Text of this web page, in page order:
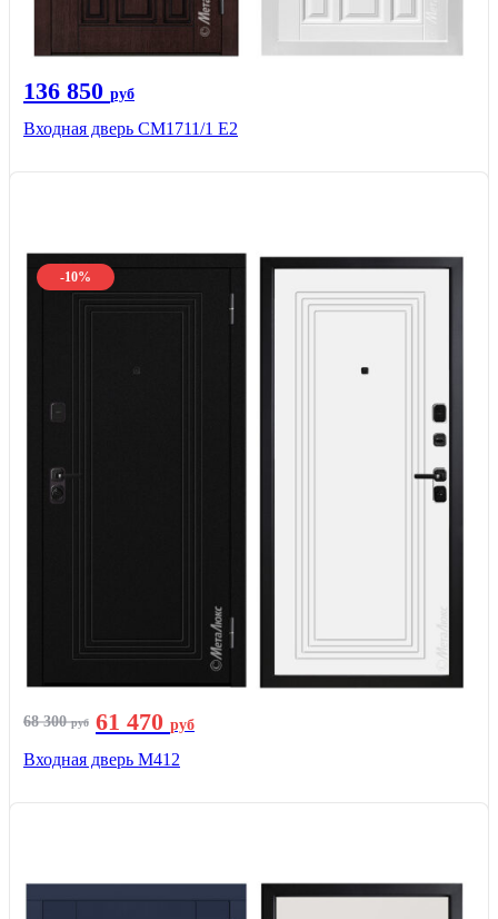
136 850 руб
Входная дверь CМ1711/1 Е2
-10%
68 300руб 61 470 руб
Входная дверь М412